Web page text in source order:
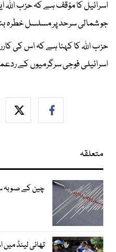
اسرائیل کا مؤقف ہے کہ حزب اللہ
جو شمالی سرحد پر مسلسل خطرہ
حزب اللہ کا کہنا ہے کہ اس کی
اسرائیلی فوجی سرگرمیوں کے
متعلقہ
چین کے صوبہ سیچوان